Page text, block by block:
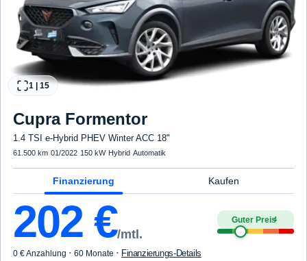
1 15
Cupra Formentor
1.4 TSI e-Hybrid PHEV Winter ACC 18"
61.500 km·01/2022· 150 kW· Hybrid·Automatik
Finanzierung Kaufen
202 €/mtl.
Guter Preis4
0 € Anzahlung · 60 Monate · Finanzierungs-Details